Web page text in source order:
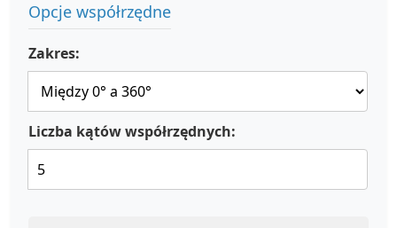
Opcje współrzędne
Zakres:
Liczba kątów współrzędnych: